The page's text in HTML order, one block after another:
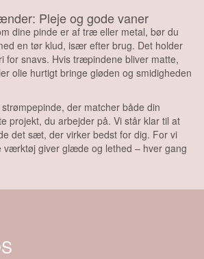
Pleje og gode vaner
dine pinde er af træ eller metal, bør du
en tør klud, især efter brug. Det holder
for snavs. Hvis træpindene bliver matte,
olie hurtigt bringe gløden og smidigheden
der matcher både din
projekt, du arbejder på. Vi står klar til at
det sæt, der virker bedst for dig. For vi
værktøj giver glæde og lethed – hver gang